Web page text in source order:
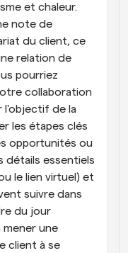
et chaleur.
note de
du client, ce
relation de
pourriez
collaboration
l'objectif de la
les étapes clés
opportunités ou
détails essentiels
le lien virtuel) et
suivre dans
du jour
une
client à se